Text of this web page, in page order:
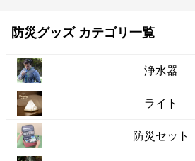
防災グッズ カテゴリ一覧
浄水器
ライト
防災セット